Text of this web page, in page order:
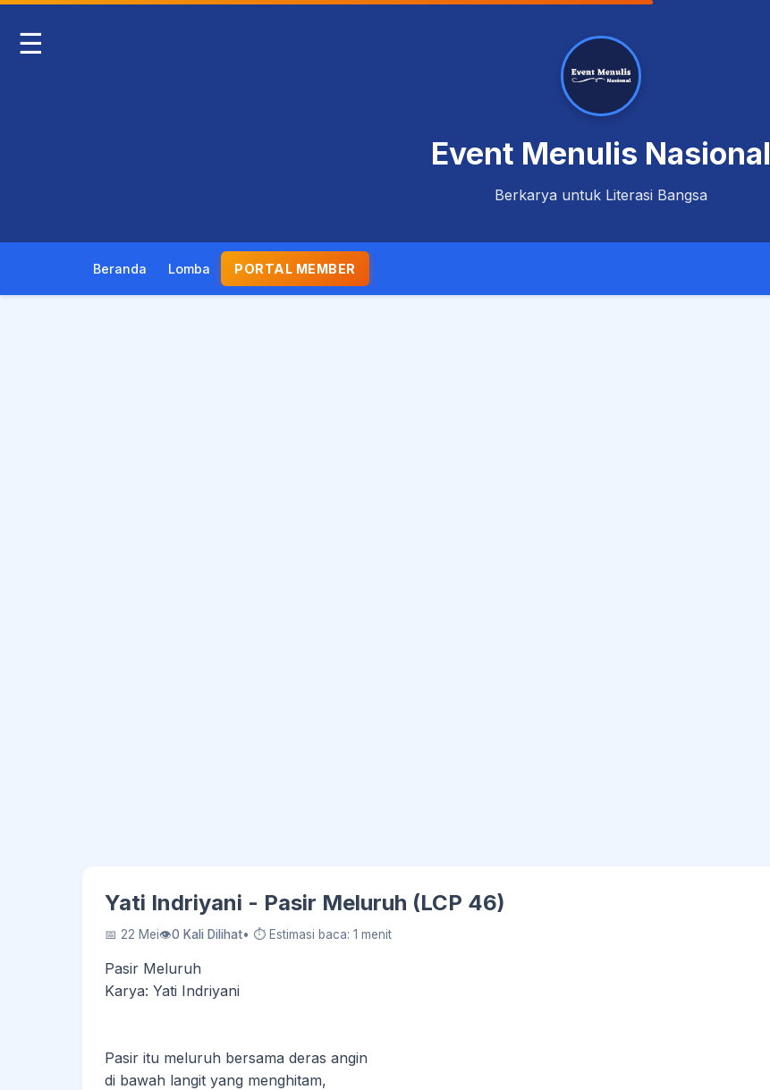
☰
Event Menulis Nasional
Berkarya untuk Literasi Bangsa
Beranda Lomba PORTAL MEMBER
Yati Indriyani - Pasir Meluruh (LCP 46)
📅 22 Mei👁0 Kali Dilihat• ⏱ Estimasi baca: 1 menit
Pasir Meluruh
Karya: Yati Indriyani
Pasir itu meluruh bersama deras angin
di bawah langit yang menghitam,